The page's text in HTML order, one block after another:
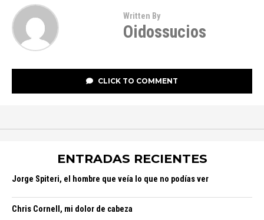
Written By
Oidossucios
CLICK TO COMMENT
ENTRADAS RECIENTES
Jorge Spiteri, el hombre que veía lo que no podías ver
Chris Cornell, mi dolor de cabeza